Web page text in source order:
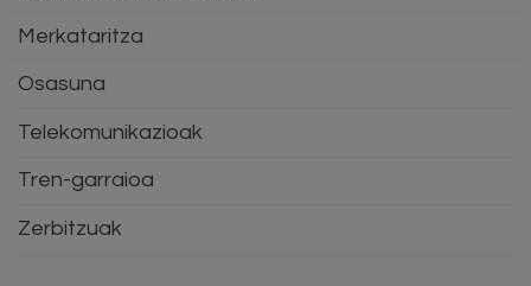
Merkataritza
Osasuna
Telekomunikazioak
Tren-garraioa
Zerbitzuak